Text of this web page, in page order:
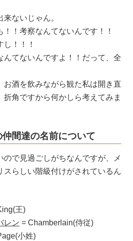
来ないじゃん。
！！考察なんてないんです！！
！！！
んてないんですよ！！だって、全
お酒を飲みながら観た私は開き直
折角ですから何かしら考えてみま
間達の名前について
ので見過ごしがちなんですが、メ
スらしい階級付けがされているん
王)
レン = Chamberlain(侍従)
小姓)